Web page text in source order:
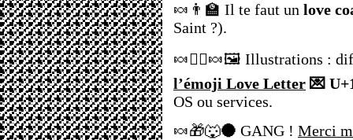
🍬👨‍🏫 Il te faut un love
Saint ?).
🍬❤️‍🔥🍬🖼️ Illustrations :
l’émoji Love Letter 💌
OS ou services.
🍬🎁🐺🌑 GANG ! Merci